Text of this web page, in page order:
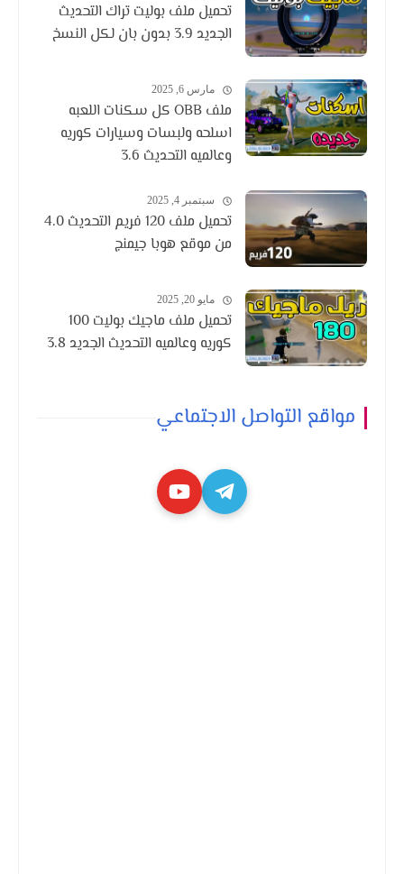
تحميل ملف بوليت تراك التحديث
الجديد 3.9 بدون بان لكل النسخ
مارس 6, 2025
ملف OBB كل سكنات اللعبه
اسلحه ولبسات وسيارات كوريه
وعالميه التحديث 3.6
سبتمبر 4, 2025
تحميل ملف 120 فريم التحديث 4.0
من موقع هوبا جيمنج
مايو 20, 2025
تحميل ملف ماجيك بوليت 100
كوريه وعالميه التحديث الجديد 3.8
مواقع التواصل الاجتماعي